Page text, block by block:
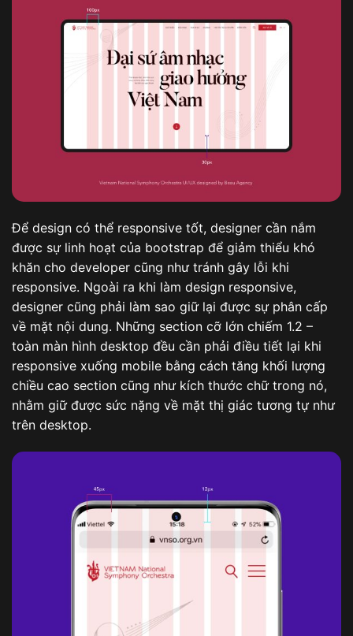
Để design có thể responsive tốt, designer cần nắm
được sự linh hoạt của bootstrap để giảm thiểu khó
khăn cho developer cũng như tránh gây lỗi khi
responsive. Ngoài ra khi làm design responsive,
designer cũng phải làm sao giữ lại được sự phân cấp
về mặt nội dung. Những section cỡ lớn chiếm 1.2 –
toàn màn hình desktop đều cần phải điều tiết lại khi
responsive xuống mobile bằng cách tăng khối lượng
chiều cao section cũng như kích thước chữ trong nó,
nhằm giữ được sức nặng về mặt thị giác tương tự như
trên desktop.